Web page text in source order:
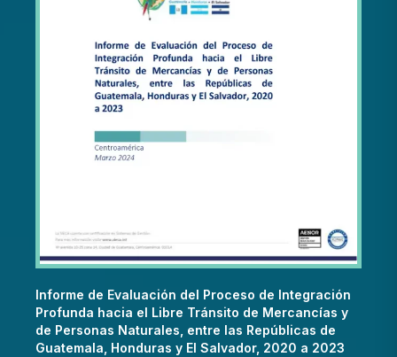
Informe de Evaluación del Proceso de Integración
Profunda hacia el Libre Tránsito de Mercancías y
de Personas Naturales, entre las Repúblicas de
Guatemala, Honduras y El Salvador, 2020 a 2023